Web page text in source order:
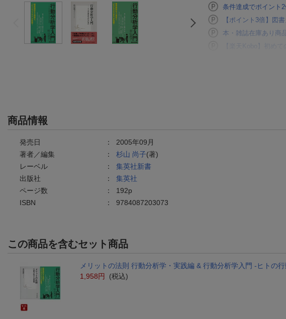
条件達成でポイント
【ポイント3倍】図
本・雑誌在庫あり商
【楽天Kobo】初め
商品情報
発売日 ： 2005年09月
著者／編集
： 杉山 尚子(著)
レーベル
： 集英社新書
出版社
： 集英社
ページ数
： 192p
ISBN
： 9784087203073
この商品を含むセット商品
メリットの法則 行動分析学・実践編 & 行動分析学入門 -ヒトの
1,958円
(税込)